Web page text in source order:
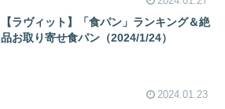
【ラヴィット】「食パン」ランキング＆絶
品お取り寄せ食パン（2024/1/24）
2024.01.23